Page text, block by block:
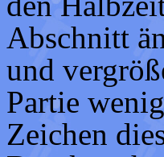
Abschnitt
und
Partie
Zeichen